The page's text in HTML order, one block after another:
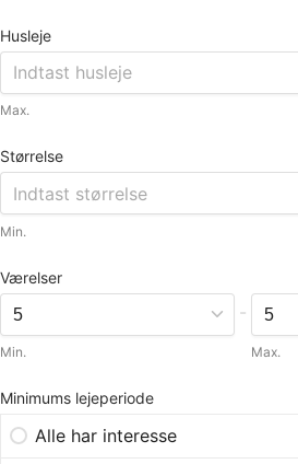
Husleje
Max.
Størrelse
Min.
Værelser
Min.
-
Max.
Minimums lejeperiode
Alle har interesse